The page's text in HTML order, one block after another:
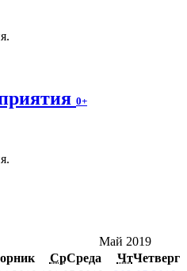
0+
Май 2019
СрСреда ЧтЧетверг